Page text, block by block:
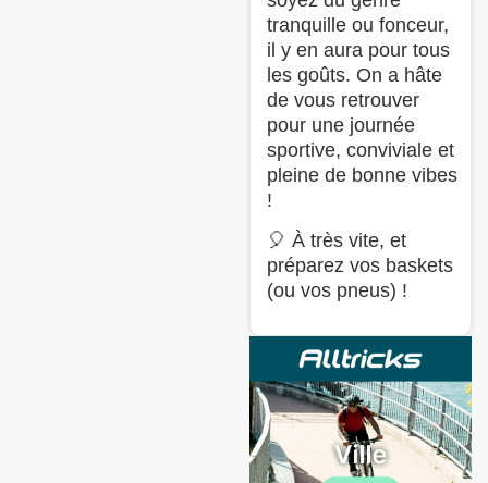
tranquille ou fonceur,
il y en aura pour tous
les goûts. On a hâte
de vous retrouver
pour une journée
sportive, conviviale et
pleine de bonne vibes
!
🎈 À très vite, et
préparez vos baskets
(ou vos pneus) !